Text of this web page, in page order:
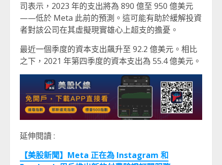
司表示，2023 年的支出將為 890 億至 950 億美元
——低於 Meta 此前的預測。這可能有助於緩解投資
者對該公司在其虛擬現實雄心上超支的擔憂。
最近一個季度的資本支出飆升至 92.2 億美元。相比
之下，2021 年第四季度的資本支出為 55.4 億美元。
延伸閱讀 :
【美股新聞】Meta 正在為 Instagram 和